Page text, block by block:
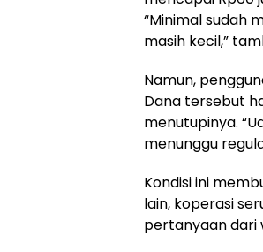
“Minimal sudah
masih kecil,”
Namun,
Dana tersebut
menutupinya.
menunggu
Kondisi ini
lain, koperasi
pertanyaan dari